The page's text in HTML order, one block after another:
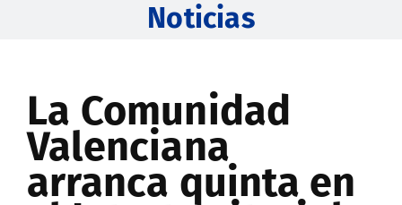
Noticias
La Comunidad
Valenciana
arranca quinta en